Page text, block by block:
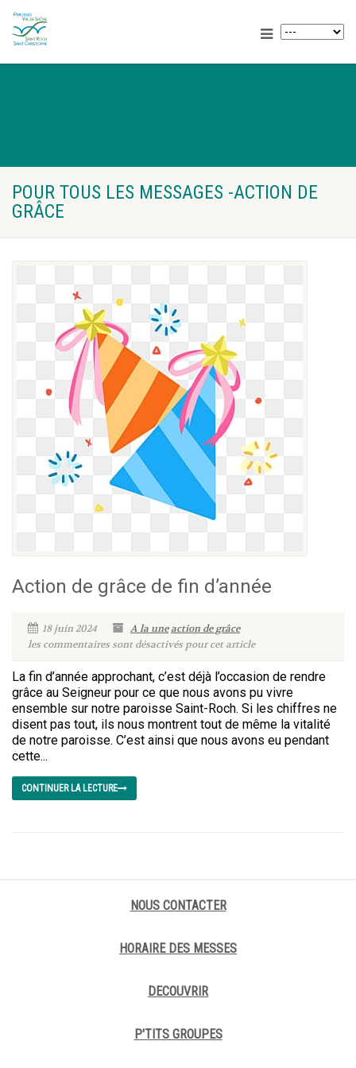
POUR TOUS LES MESSAGES -ACTION DE
GRÂCE
Action de grâce de fin d’année
18 juin 2024 A la une action de grâce
les commentaires sont désactivés pour cet article
La fin d’année approchant, c’est déjà l’occasion de rendre
grâce au Seigneur pour ce que nous avons pu vivre
ensemble sur notre paroisse Saint-Roch. Si les chiffres ne
disent pas tout, ils nous montrent tout de même la vitalité
de notre paroisse. C’est ainsi que nous avons eu pendant
cette...
CONTINUER LA LECTURE
NOUS CONTACTER
HORAIRE DES MESSES
DECOUVRIR
P'TITS GROUPES